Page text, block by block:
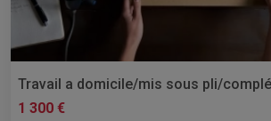
Travail a domicile/mis sous pli/
1 300 €